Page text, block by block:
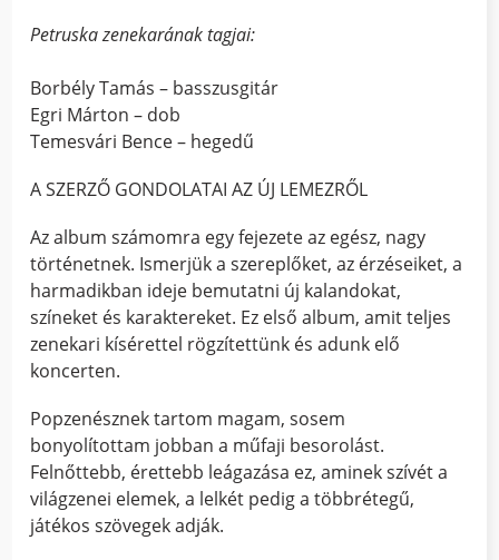
Petruska zenekarának tagjai:
Borbély Tamás – basszusgitár
Egri Márton – dob
Temesvári Bence – hegedű
A SZERZŐ GONDOLATAI AZ ÚJ LEMEZRŐL
Az album számomra egy fejezete az egész, nagy
történetnek. Ismerjük a szereplőket, az érzéseiket, a
harmadikban ideje bemutatni új kalandokat,
színeket és karaktereket. Ez első album, amit teljes
zenekari kísérettel rögzítettünk és adunk elő
koncerten.
Popzenésznek tartom magam, sosem
bonyolítottam jobban a műfaji besorolást.
Felnőttebb, érettebb leágazása ez, aminek szívét a
világzenei elemek, a lelkét pedig a többrétegű,
játékos szövegek adják.